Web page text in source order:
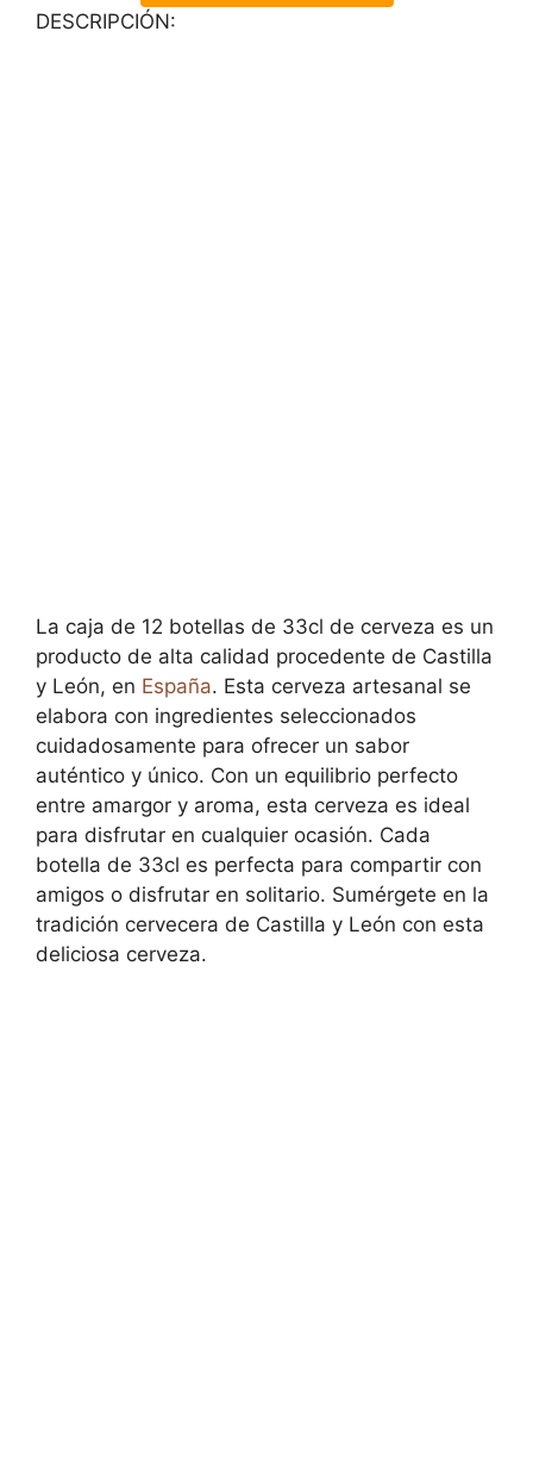
DESCRIPCIÓN:
La caja de 12 botellas de 33cl de cerveza es un
producto de alta calidad procedente de Castilla
y León, en España. Esta cerveza artesanal se
elabora con ingredientes seleccionados
cuidadosamente para ofrecer un sabor
auténtico y único. Con un equilibrio perfecto
entre amargor y aroma, esta cerveza es ideal
para disfrutar en cualquier ocasión. Cada
botella de 33cl es perfecta para compartir con
amigos o disfrutar en solitario. Sumérgete en la
tradición cervecera de Castilla y León con esta
deliciosa cerveza.